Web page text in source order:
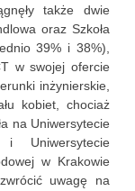
także dwie
oraz Szkoła
39% i 38%),
w swojej ofercie
inżynierskie,
kobiet, chociaż
na Uniwersytecie
Uniwersytecie
w Krakowie
uwagę na